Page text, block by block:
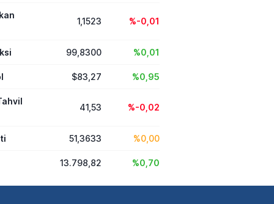
1,1523 %-0,01
99,8300 %0,01
$83,27 %0,95
41,53 %-0,02
51,3633 %0,00
13.798,82 %0,70